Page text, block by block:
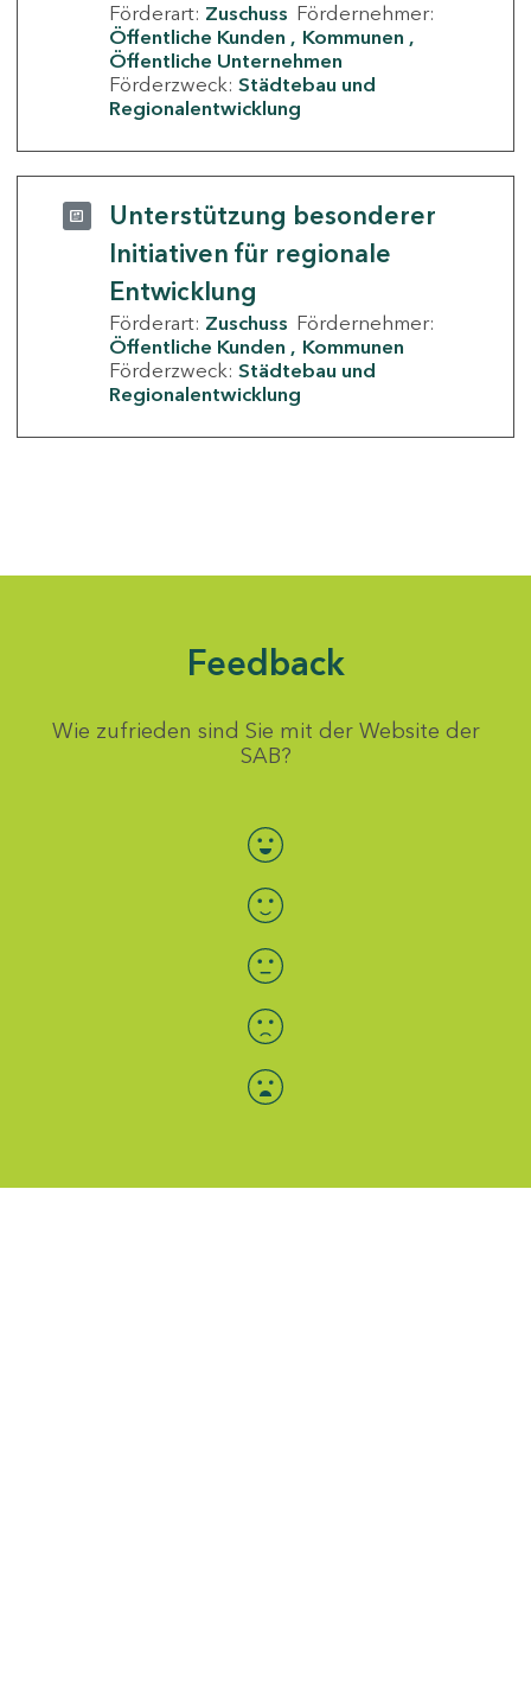
Förderart: Zuschuss Fördernehmer:
Öffentliche Kunden
Kommunen
Öffentliche Unternehmen
Förderzweck: Städtebau und
Regionalentwicklung
Unterstützung besonderer
Initiativen für regionale
Entwicklung
Förderart: Zuschuss Fördernehmer:
Öffentliche Kunden
Kommunen
Förderzweck: Städtebau und
Regionalentwicklung
Feedback
Wie zufrieden sind Sie mit der Website der
SAB?
Bewertung auswählen